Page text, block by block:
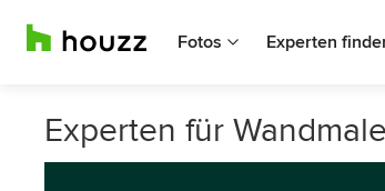
Fotos Experten
Experten für